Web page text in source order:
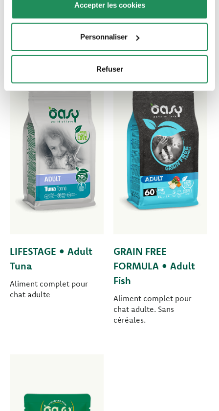
Accepter les cookies
Personnaliser
Refuser
Découvrez nos meilleurs produits pour votre
animal de compagnie !
LIFESTAGE • Adult
Tuna
Aliment complet pour
chat adulte
GRAIN FREE
FORMULA • Adult
Fish
Aliment complet pour
chat adulte. Sans
céréales.